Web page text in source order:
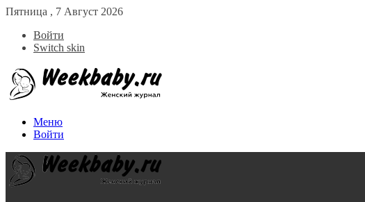
Пятница , 7 Август 2026
Войти
Switch skin
Меню
Войти